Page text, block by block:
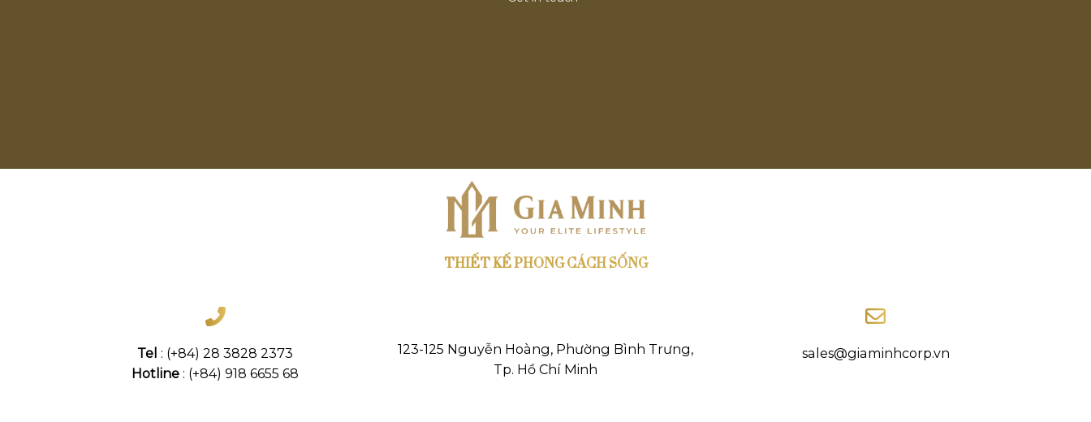
THIẾT KẾ PHONG CÁCH SỐNG
Tel : (+84) 28 3828 2373
Hotline : (+84) 918 6655 68
123-125 Nguyễn Hoàng, Phường Bình Trưng,
Tp. Hồ Chí Minh
sales@giaminhcorp.vn